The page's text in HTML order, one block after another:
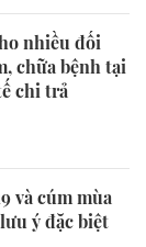
nhiều đối
chữa bệnh tại
chi trả
và cúm mùa
ý đặc biệt